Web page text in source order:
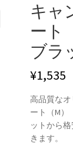
キャ
ート
ブラ
¥1,535
高品質な
ート（M
ットから
きます。